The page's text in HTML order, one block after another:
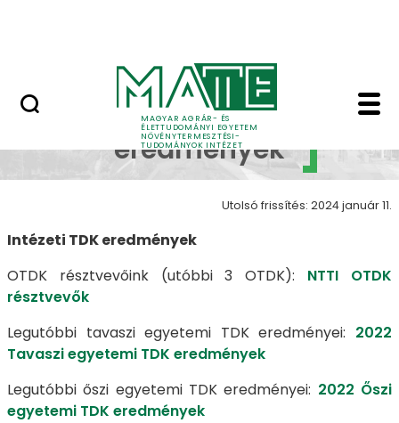
MAGYAR AGRÁR- ÉS
ÉLETTUDOMÁNYI EGYETEM
NÖVÉNYTERMESZTÉSI-
TUDOMÁNYOK INTÉZET
Intézeti TDK
Intézeti TDK
eredmények
Utolsó frissítés: 2024 január 11.
Intézeti TDK eredmények
OTDK résztvevőink (utóbbi 3 OTDK): NTTI OTDK
résztvevők
Legutóbbi tavaszi egyetemi TDK eredményei: 2022
Tavaszi egyetemi TDK eredmények
Legutóbbi őszi egyetemi TDK eredményei: 2022 Őszi
egyetemi TDK eredmények